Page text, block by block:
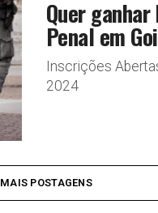
Quer
Penal em
Inscrições
2024
MAIS POSTAGENS